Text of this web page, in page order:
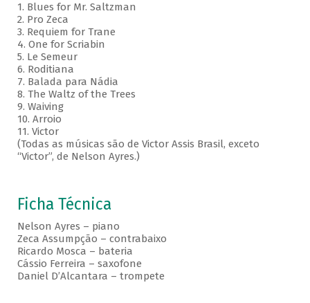
1. Blues for Mr. Saltzman
2. Pro Zeca
3. Requiem for Trane
4. One for Scriabin
5. Le Semeur
6. Roditiana
7. Balada para Nádia
8. The Waltz of the Trees
9. Waiving
10. Arroio
11. Victor
(Todas as músicas são de Victor Assis Brasil, exceto
“Victor”, de Nelson Ayres.)
Ficha Técnica
Nelson Ayres – piano
Zeca Assumpção – contrabaixo
Ricardo Mosca – bateria
Cássio Ferreira – saxofone
Daniel D’Alcantara – trompete